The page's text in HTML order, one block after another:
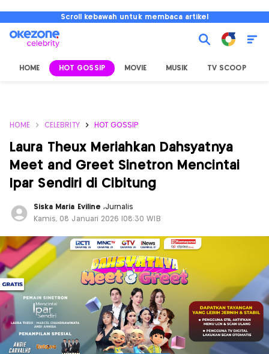
Scroll kebawah untuk membaca artikel
HOME HOT GOSSIP MOVIE MUSIK TV SCOOP
HOME CELEBRITY HOT GOSSIP
Laura Theux Meriahkan Dahsyatnya
Meet and Greet Sinetron Mencintai
Ipar Sendiri di Cibitung
Siska Maria Eviline ,Jurnalis
Kamis, 08 Januari 2026 |08:30 WIB